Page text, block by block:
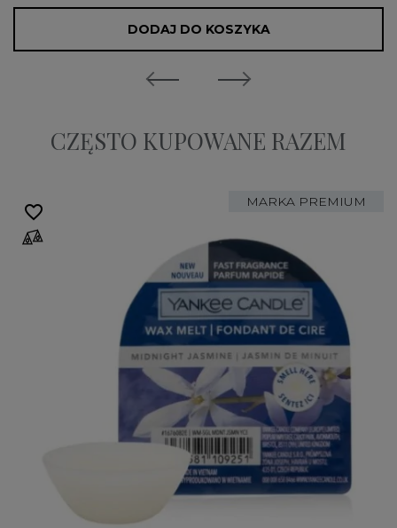
DODAJ DO KOSZYKA
CZĘSTO KUPOWANE RAZEM
MARKA PREMIUM
favorite_border